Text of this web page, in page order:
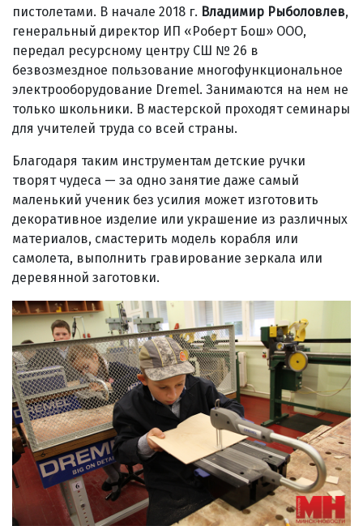
пистолетами. В начале 2018 г. Владимир Рыболовлев,
генеральный директор ИП «Роберт Бош» ООО,
передал ресурсному центру СШ № 26 в
безвозмездное пользование многофункциональное
электрооборудование Dremel. Занимаются на нем не
только школьники. В мастерской проходят семинары
для учителей труда со всей страны.
Благодаря таким инструментам детские ручки
творят чудеса — за одно занятие даже самый
маленький ученик без усилия может изготовить
декоративное изделие или украшение из различных
материалов, смастерить модель корабля или
самолета, выполнить гравирование зеркала или
деревянной заготовки.